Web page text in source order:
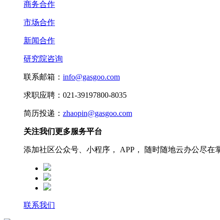
商务合作
市场合作
新闻合作
研究院咨询
联系邮箱： info@gasgoo.com
求职应聘：021-39197800-8035
简历投递： zhaopin@gasgoo.com
关注我们更多服务平台
添加社区公众号、小程序， APP， 随时随地云办公尽在
联系我们